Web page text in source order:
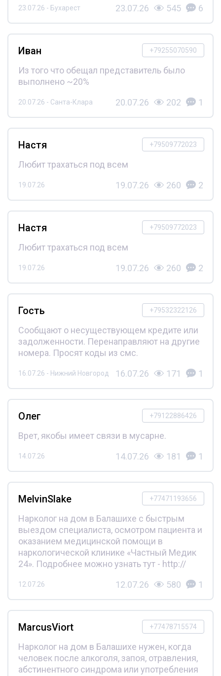
23.07.26 - Бухарест 23.07.26 545 6
+79255070590
Иван
Из того что обещал представитель было
выполнено ~20%
20.07.26 - Санта-Клара 20.07.26 202 1
+79509772023
Настя
Любит трахаться под всем
19.07.26 19.07.26 260 2
+79509772023
Настя
Любит трахаться под всем
19.07.26 19.07.26 260 2
+79532322126
Гость
Сообщают о несуществующем кредите или
задолженности. Перенаправляют на другие
номера. Просят коды из смс.
16.07.26 - Нижний Новгород 16.07.26 171 1
+79122886426
Олег
Врет, якобы имеет связи в мусарне.
14.07.26 14.07.26 181 1
+77471193656
MelvinSlake
Нарколог на дом в Балашихе с быстрым
выездом специалиста, осмотром пациента и
оказанием медицинской помощи в
наркологической клинике «Частный Медик
24». Подробнее можно узнать тут - http://
12.07.26 12.07.26 580 1
+77478715574
MarcusViort
Нарколог на дом в Балашихе нужен, когда
человек после алкоголя, запоя, отравления,
абстинентного синдрома или употребления